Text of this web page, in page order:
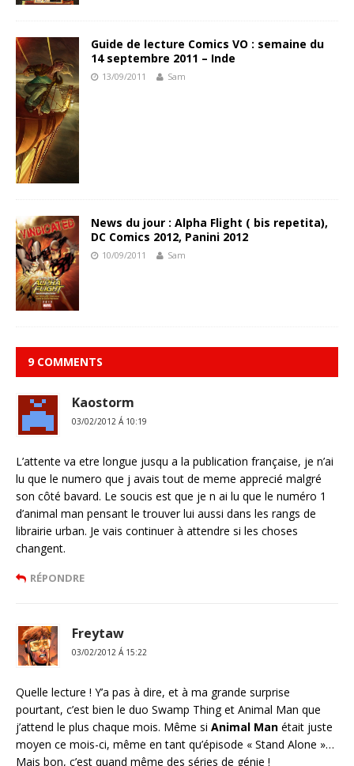
Guide de lecture Comics VO : semaine du
14 septembre 2011 – Inde
13/09/2011 Sam
News du jour : Alpha Flight ( bis repetita),
DC Comics 2012, Panini 2012
10/09/2011 Sam
9 COMMENTS
Kaostorm
03/02/2012 Á 10:19
L’attente va etre longue jusqu a la publication française, je n’ai
lu que le numero que j avais tout de meme apprecié malgré
son côté bavard. Le soucis est que je n ai lu que le numéro 1
d’animal man pensant le trouver lui aussi dans les rangs de
librairie urban. Je vais continuer à attendre si les choses
changent.
RÉPONDRE
Freytaw
03/02/2012 Á 15:22
Quelle lecture ! Y’a pas à dire, et à ma grande surprise
pourtant, c’est bien le duo Swamp Thing et Animal Man que
j’attend le plus chaque mois. Même si Animal Man était juste
moyen ce mois-ci, même en tant qu’épisode « Stand Alone »…
Mais bon, c’est quand même des séries de génie !